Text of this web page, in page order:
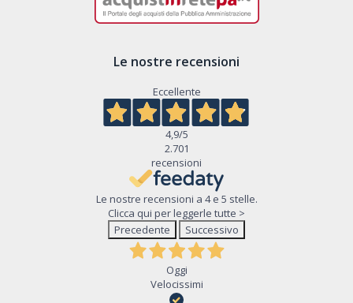
Le nostre recensioni
Eccellente
4,9/5
2.701
recensioni
Le nostre recensioni a 4 e 5 stelle.
Clicca qui per leggerle tutte >
Precedente
Successivo
Oggi
Velocissimi